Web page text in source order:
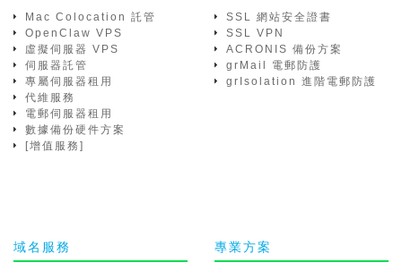
Mac Colocation 託管
OpenClaw VPS
虛擬伺服器 VPS
伺服器託管
專屬伺服器租用
代維服務
電郵伺服器租用
數據備份硬件方案
[增值服務]
SSL 網站安全證書
SSL VPN
ACRONIS 備份方案
grMail 電郵防護
grIsolation 進階電郵防護
域名服務 專業方案